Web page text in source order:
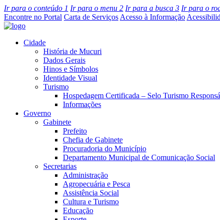
Ir para o conteúdo 1 Ir para o menu 2 Ir para a busca 3 Ir para o
Encontre no Portal Carta de Serviços Acesso à Informação
Cidade
História de Mucuri
Dados Gerais
Hinos e Símbolos
Identidade Visual
Turismo
Hospedagem Certificada – Selo Turismo
Informações
Governo
Gabinete
Prefeito
Chefia de Gabinete
Procuradoria do Município
Departamento Municipal de Comunicação Social
Secretarias
Administração
Agropecuária e Pesca
Assistência Social
Cultura e Turismo
Educação